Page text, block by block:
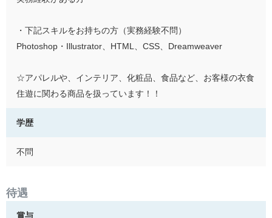
・下記スキルをお持ちの方（実務経験不問）
Photoshop・Illustrator、HTML、CSS、Dreamweaver
☆アパレルや、インテリア、化粧品、食品など、お客様の衣食
住遊に関わる商品を扱っています！！
学歴
不問
待遇
賞与